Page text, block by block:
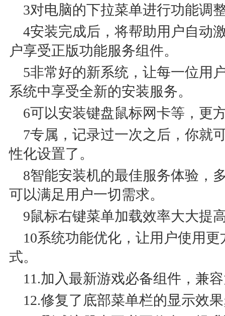
3对电脑的下拉菜单进行功能调
4安装完成后，将帮助用户自动
户享受正版功能服务组件。
5非常好的新系统，让每一位用
系统中享受全新的安装服务。
6可以安装键盘鼠标网卡等，更
7专属，记录过一次之后，你就
性化设置了。
8智能安装机的最佳服务体验，
可以满足用户一切需求。
9鼠标右键菜单加载效率大大提
10系统功能优化，让用户使用
式。
11.加入最新游戏必备组件，兼
12.修复了底部菜单栏的显示效